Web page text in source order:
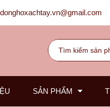
SẢN PHẨM